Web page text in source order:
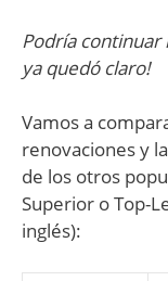
Podría continuar
ya quedó claro!
Vamos a
renovaciones y
de los otros
Superior o Top-
inglés):